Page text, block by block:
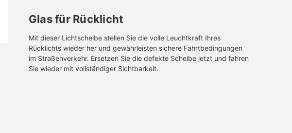
Glas für Rücklicht
Mit dieser Lichtscheibe stellen Sie die volle Leuchtkraft Ihres
Rücklichts wieder her und gewährleisten sichere Fahrtbedingungen
im Straßenverkehr. Ersetzen Sie die defekte Scheibe jetzt und fahren
Sie wieder mit vollständiger Sichtbarkeit.